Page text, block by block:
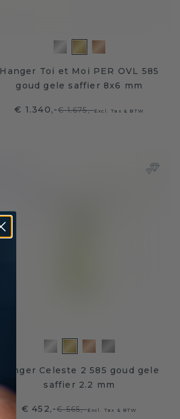
Hanger Toi et Moi PER OVL 585
goud gele saffier 8x6 mm
€ 1.340,-€ 1.675,-Excl. Tax & BTW
Hanger Celeste 2 585 goud gele
saffier 2.2 mm
€ 452,-€ 565,-Excl. Tax & BTW